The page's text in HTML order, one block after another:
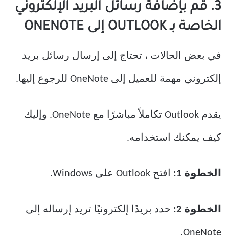
3. قم بإضافة رسائل البريد الإلكتروني
الخاصة بـ OUTLOOK إلى ONENOTE
في بعض الحالات ، تحتاج إلى إرسال رسائل بريد
إلكتروني مهمة للعميل إلى OneNote للرجوع إليها.
يقدم Outlook تكاملاً مباشرًا مع OneNote. وإليك
كيف يمكنك استخدامه.
الخطوة 1: افتح Outlook على Windows.
الخطوة 2: حدد بريدًا إلكترونيًا تريد إرساله إلى
OneNote.